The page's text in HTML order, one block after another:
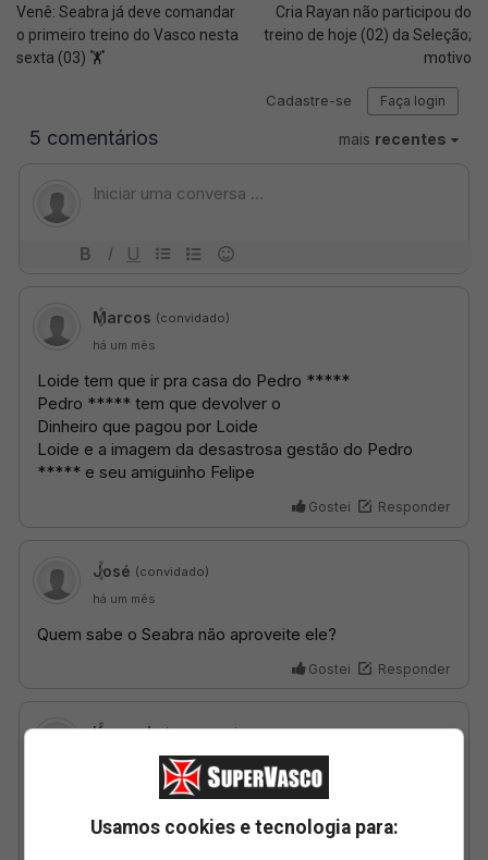
Venê: Seabra já deve comandar
o primeiro treino do Vasco nesta
sexta (03) 🏋️
Cria Rayan não participou do
treino de hoje (02) da Seleção;
motivo
Usamos cookies e tecnologia para: